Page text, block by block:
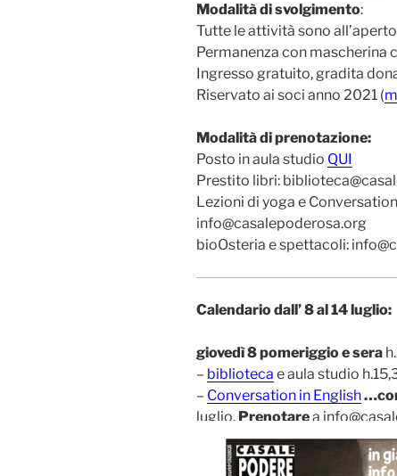
Modalità di svolgimento:
Tutte le attività sono
Permanenza con
Ingresso gratuito, gradita
Riservato ai soci anno 2021 (
Modalità di prenotazione:
Posto in aula studio QUI
Prestito libri:
Lezioni di yoga e
info@casalepoderosa.org
bioOsteria e spettacoli:
Calendario dall’ 8 al 14 luglio:
giovedì 8pomeriggio e sera
– biblioteca e aula studio
– Conversation in English
luglio. Prenotarea